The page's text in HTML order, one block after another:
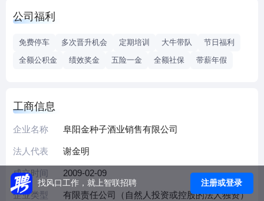
酒是国家地理标志保护产品，7款白酒产品被中国绿色食品发
念、机制和文化，全面嫁接华润集团的优势，加快实施组
公司福利
免费停车 多次晋升机会 定期培训 大牛带队
节日福利
全额公积金
绩效奖金 五险一金 全额社保 带薪年假
工商信息
企业名称 阜阳金种子酒业销售有限公司
法人代表 谢金明
成立时间 2009-02-09
企业类型 有限责任公司（自然人投资或控股的法人独资）
找风口工作，就上智联招聘 注册或登录